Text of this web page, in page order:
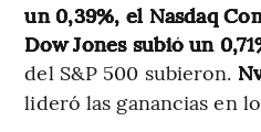
un 0,39%, el Nasdaq
Dow Jones subió un
del S&P 500 subieron.
lideró las ganancias en